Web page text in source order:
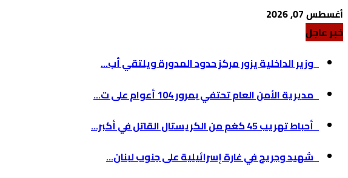
أغسطس 07, 2026
خبر عاجل
وزير الداخلية يزور مركز حدود المدورة ويلتقي أب...
مديرية الأمن العام تحتفي بمرور 104 أعوام على ت...
أحباط تهريب 45 كغم من الكريستال القاتل في أكبر...
شهيد وجريح في غارة إسرائيلية على جنوب لبنان...